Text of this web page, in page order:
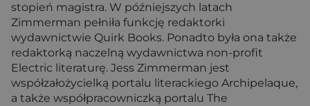
stopień magistra. W późniejszych latach
Zimmerman pełniła funkcję redaktorki
wydawnictwie Quirk Books. Ponadto była ona także
redaktorką naczelną wydawnictwa non-profit
Electric literaturę. Jess Zimmerman jest
współzałożycielką portalu literackiego Archipelaque,
a także współpracowniczką portalu The